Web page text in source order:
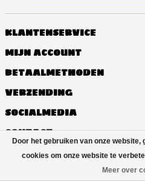
KLANTENSERVICE
MIJN ACCOUNT
BETAALMETHODEN
VERZENDING
SOCIALMEDIA
CONTACT
© Copyright 2026
Door het gebruiken van onze
cookies om onze website te
Meer over